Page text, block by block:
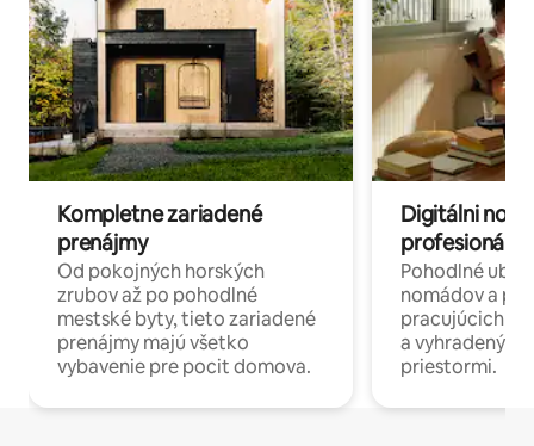
Kompletne zariadené
prenájmy
Od pokojných horských
zrubov až po pohodlné
mestské byty, tieto zariadené
prenájmy majú všetko
vybavenie pre pocit domova.
Digitálni
profesionáli
Pohodlné
nomádov a
pracujúcich
a
priestormi.